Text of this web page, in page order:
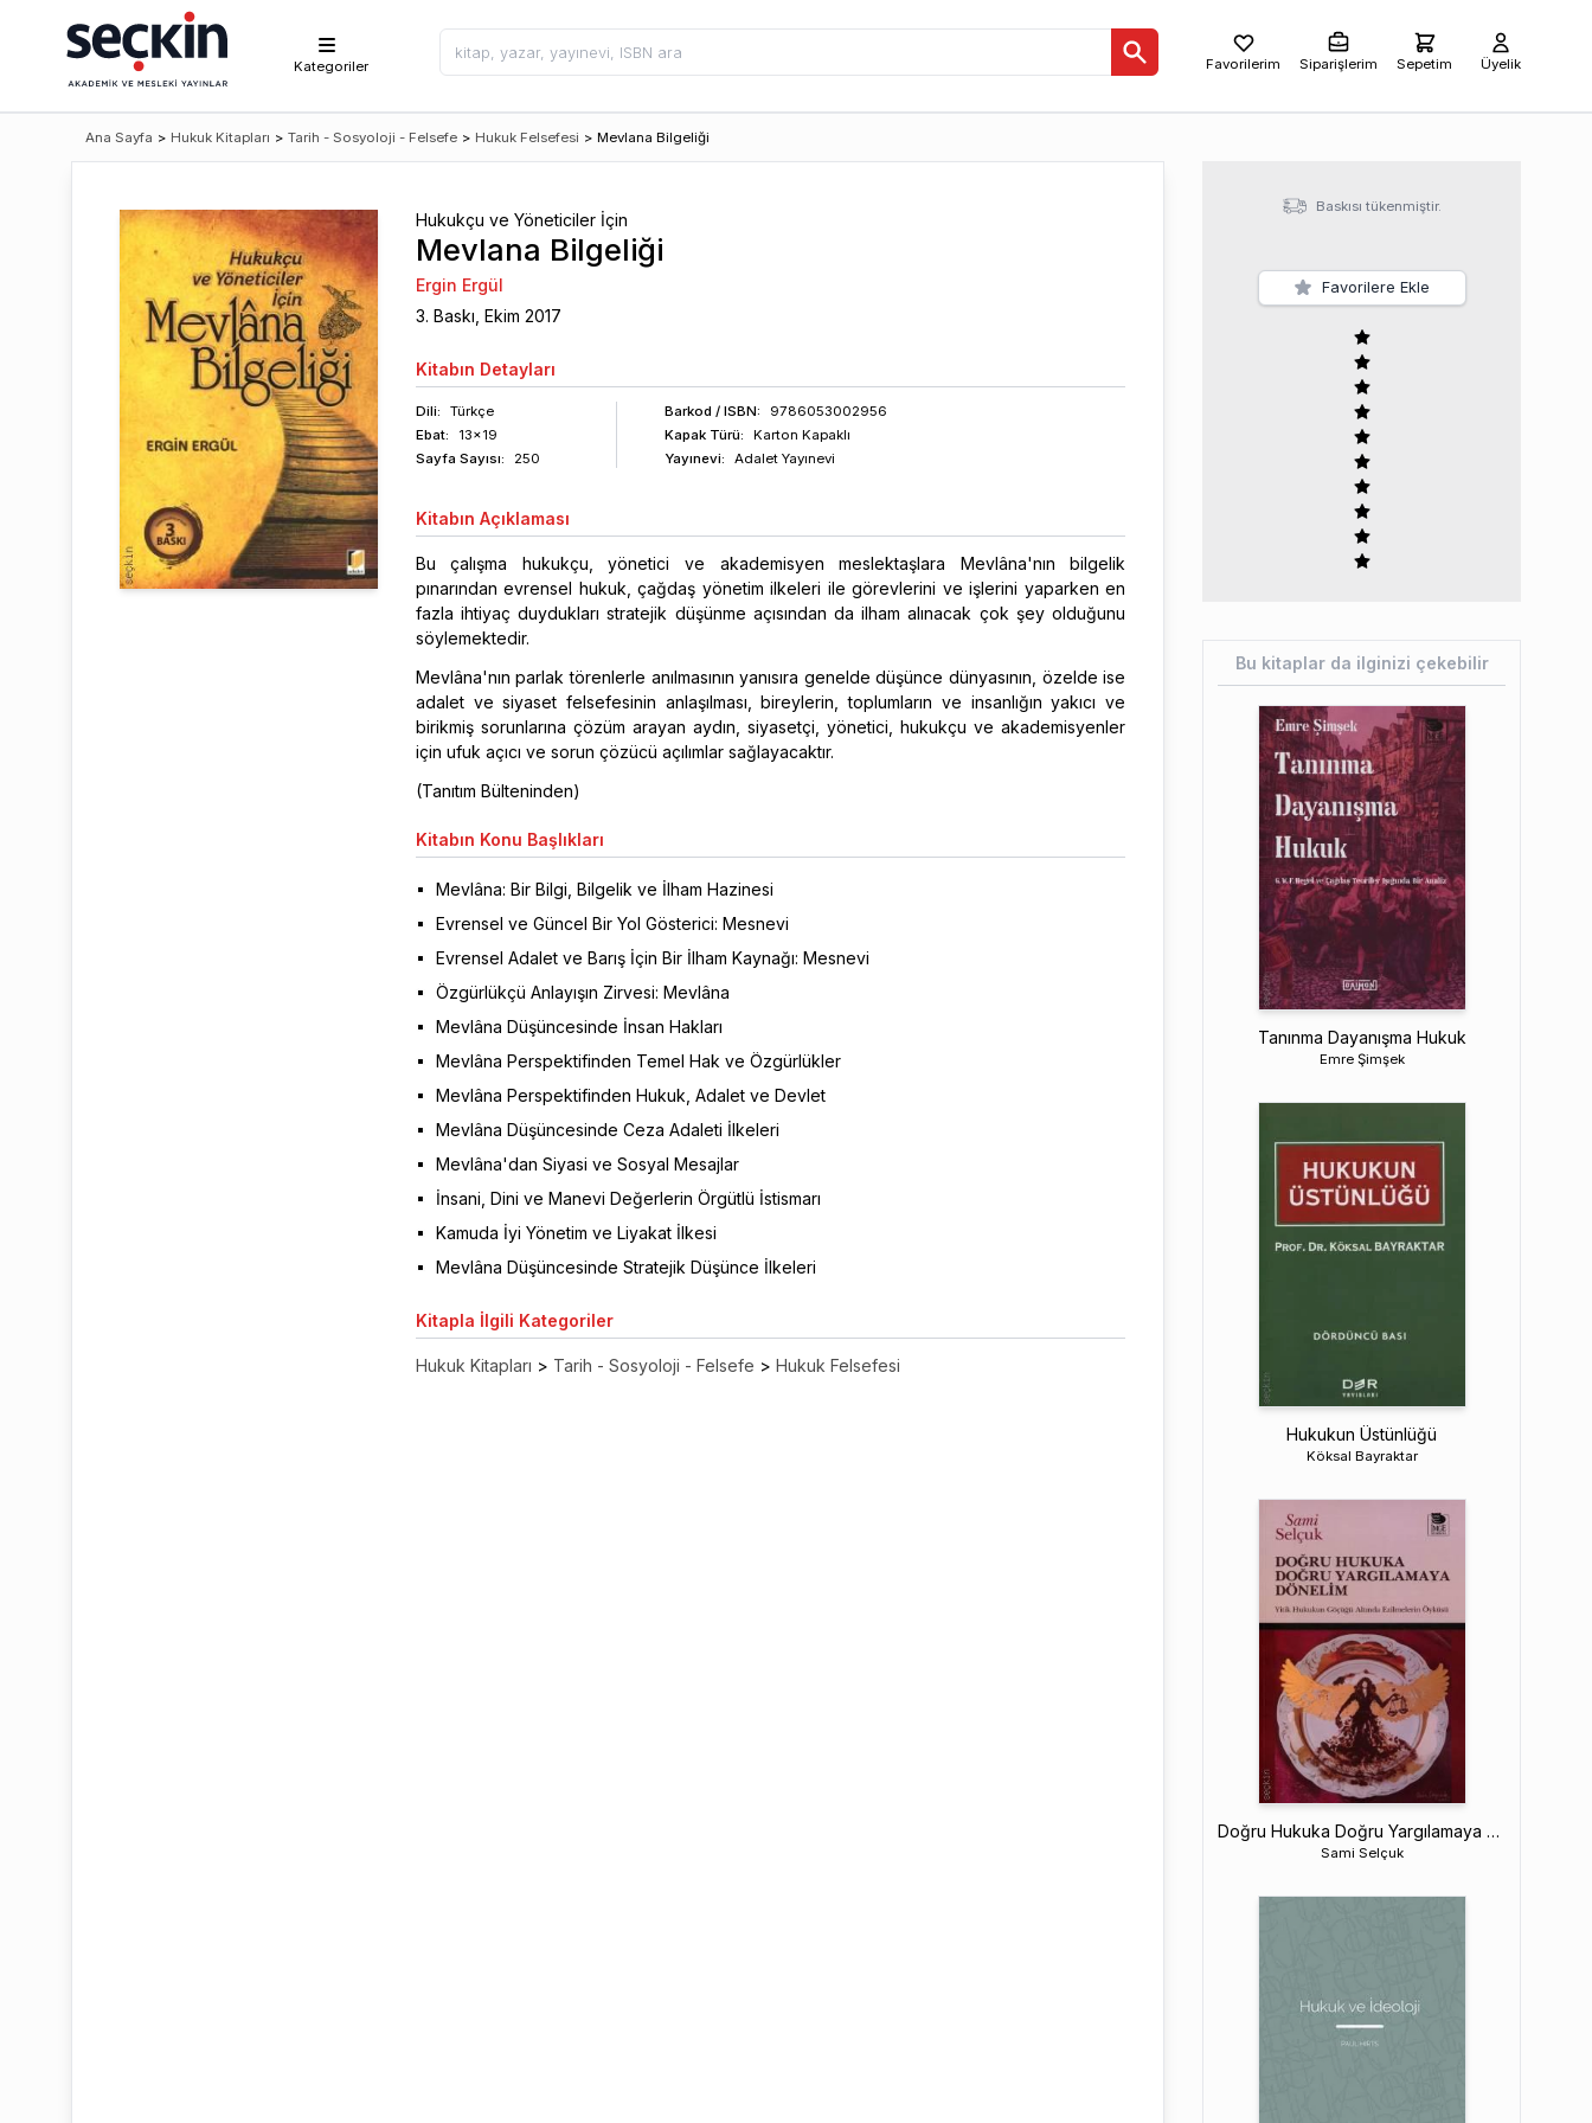
Kategoriler Favorilerim Siparişlerim Sepetim Üyelik
Ana Sayfa > Hukuk Kitapları > Tarih - Sosyoloji - Felsefe > Hukuk Felsefesi > Mevlana Bilgeliği
Hukukçu ve Yöneticiler İçin
Mevlana Bilgeliği
Ergin Ergül
3. Baskı, Ekim 2017
Kitabın Detayları
Dili:
Türkçe
Ebat:
13x19
Sayfa Sayısı: 250
Barkod / ISBN:
9786053002956
Kapak Türü:
Karton Kapaklı
Yayınevi:
Adalet Yayınevi
Kitabın Açıklaması
Bu çalışma hukukçu, yönetici ve akademisyen meslektaşlara Mevlâna'nın bilgelik
pınarından evrensel hukuk, çağdaş yönetim ilkeleri ile görevlerini ve işlerini yaparken en
fazla ihtiyaç duydukları stratejik düşünme açısından da ilham alınacak çok şey olduğunu
söylemektedir.
Mevlâna'nın parlak törenlerle anılmasının yanısıra genelde düşünce dünyasının, özelde ise
adalet ve siyaset felsefesinin anlaşılması, bireylerin, toplumların ve insanlığın yakıcı ve
birikmiş sorunlarına çözüm arayan aydın, siyasetçi, yönetici, hukukçu ve akademisyenler
için ufuk açıcı ve sorun çözücü açılımlar sağlayacaktır.
(Tanıtım Bülteninden)
Kitabın Konu Başlıkları
Mevlâna: Bir Bilgi, Bilgelik ve İlham Hazinesi
Evrensel ve Güncel Bir Yol Gösterici: Mesnevi
Evrensel Adalet ve Barış İçin Bir İlham Kaynağı: Mesnevi
Özgürlükçü Anlayışın Zirvesi: Mevlâna
Mevlâna Düşüncesinde İnsan Hakları
Mevlâna Perspektifinden Temel Hak ve Özgürlükler
Mevlâna Perspektifinden Hukuk, Adalet ve Devlet
Mevlâna Düşüncesinde Ceza Adaleti İlkeleri
Mevlâna'dan Siyasi ve Sosyal Mesajlar
İnsani, Dini ve Manevi Değerlerin Örgütlü İstismarı
Kamuda İyi Yönetim ve Liyakat İlkesi
Mevlâna Düşüncesinde Stratejik Düşünce İlkeleri
Kitapla İlgili Kategoriler
Hukuk Kitapları > Tarih - Sosyoloji - Felsefe > Hukuk Felsefesi
Baskısı tükenmiştir.
Favorilere Ekle
Bu kitaplar da ilginizi çekebilir
Tanınma Dayanışma Hukuk
Emre Şimşek
Hukukun Üstünlüğü
Köksal Bayraktar
Doğru Hukuka Doğru Yargılamaya Dönelim
Sami Selçuk